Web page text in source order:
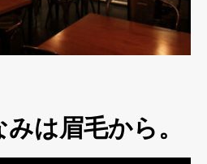
は眉毛から。